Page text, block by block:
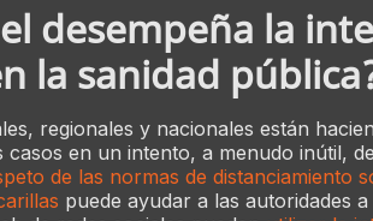
desempeña la
la sanidad
regionales y nacionales están
casos en un intento, a menudo inútil,
de las normas de distanciamiento
puede ayudar a las autoridades